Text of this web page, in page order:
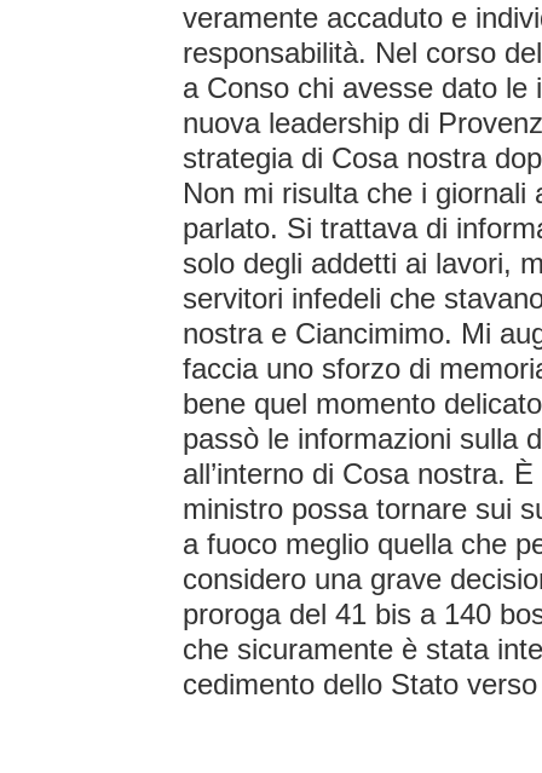
veramente accaduto e
responsabilità. Nel corso
a Conso chi avesse dato le
nuova leadership di
strategia di Cosa nostra
Non mi risulta che i giornali
parlato. Si trattava di
solo degli addetti ai lavori,
servitori infedeli che
nostra e Ciancimimo. Mi
faccia uno sforzo di
bene quel momento
passò le informazioni sulla
all’interno di Cosa nostra.
ministro possa tornare sui
a fuoco meglio quella che
considero una grave
proroga del 41 bis a 140
che sicuramente è stata
cedimento dello Stato